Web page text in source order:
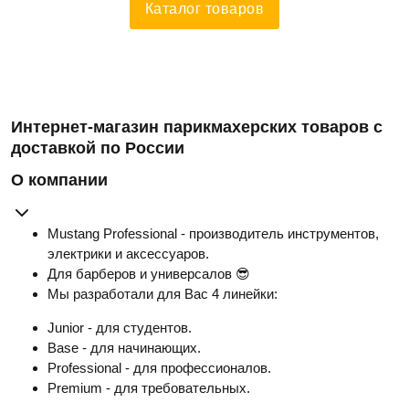
Каталог товаров
Интернет-магазин парикмахерских товаров с
доставкой по России
О компании
Mustang Professional - производитель инструментов,
электрики и аксессуаров.
Для барберов и универсалов 😎
Мы разработали для Вас 4 линейки:
Junior - для студентов.
Base - для начинающих.
Professional - для профессионалов.
Premium - для требовательных.